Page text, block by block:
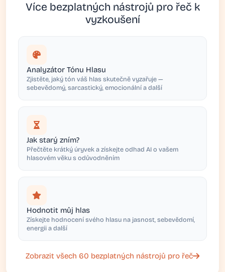
Více bezplatných nástrojů pro řeč k
vyzkoušení
Analyzátor Tónu Hlasu
Zjistěte, jaký tón váš hlas skutečně vyzařuje —
sebevědomý, sarcastický, emocionální a další
Jak starý zním?
Přečtěte krátký úryvek a získejte odhad AI o vašem
hlasovém věku s odůvodněním
Hodnotit můj hlas
Získejte hodnocení svého hlasu na jasnost, sebevědomí,
energii a další
Zobrazit všech 60 bezplatných nástrojů pro řeč